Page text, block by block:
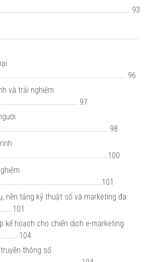
93
96
và trải nghiệm
97
98
nền tảng kỹ thuật số và marketing đa
kế hoạch cho chiến dịch e-marketing
104
thông số